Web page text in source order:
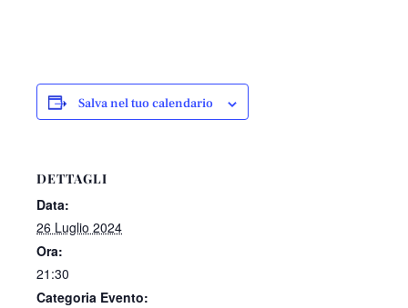
Salva nel tuo calendario
DETTAGLI
Data:
26 Luglio 2024
Ora:
21:30
Categoria Evento: